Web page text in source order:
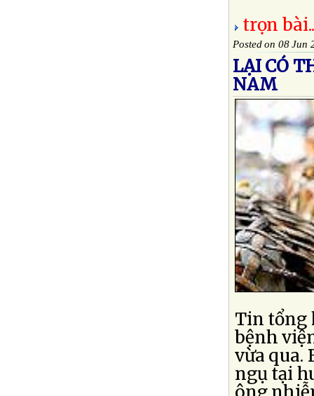
trọn
Posted on 08 Jun
LẠI CÓ
NAM
Tin tổng
bệnh
vừa qua.
ngụ tại